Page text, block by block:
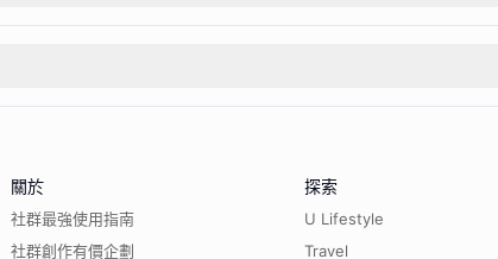
關於
社群最強使用指南
社群創作有價企劃
探索
U Lifestyle
Travel